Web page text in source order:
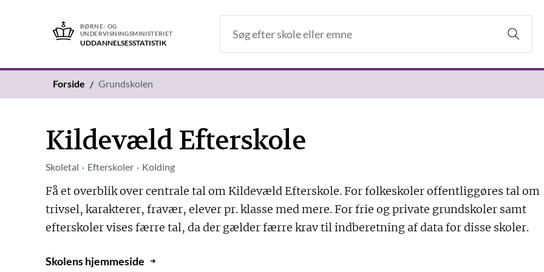
BØRNE- OG
UNDERVISNINGSMINISTERIET
UDDANNELSES­STATISTIK
Forside Grundskolen
Kildevæld Efterskole
Skoletal Efterskoler Kolding
Få et overblik over centrale tal om Kildevæld Efterskole. For folkeskoler offentliggøres tal om
trivsel, karakterer, fravær, elever pr. klasse med mere. For frie og private grundskoler samt
efterskoler vises færre tal, da der gælder færre krav til indberetning af data for disse skoler.
Skolens hjemmeside